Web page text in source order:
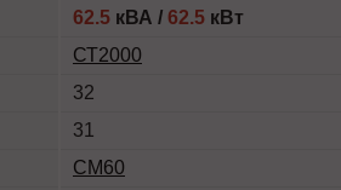
62.5 кВА / 62.5 кВт
СТ2000
32
31
СМ60